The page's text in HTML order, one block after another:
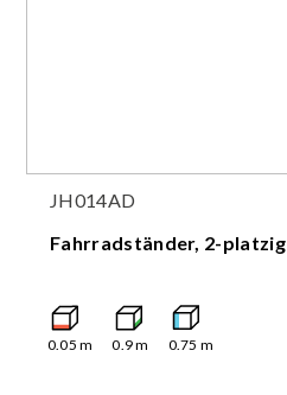
JH014AD
Fahrradständer, 2-platzig
0.05 m 0.9m 0.75 m